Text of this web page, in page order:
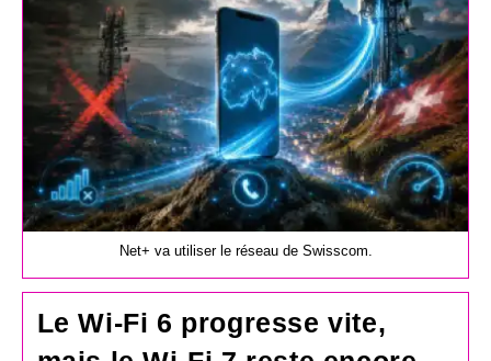
Net+ va utiliser le réseau de Swisscom.
Le Wi-Fi 6 progresse vite,